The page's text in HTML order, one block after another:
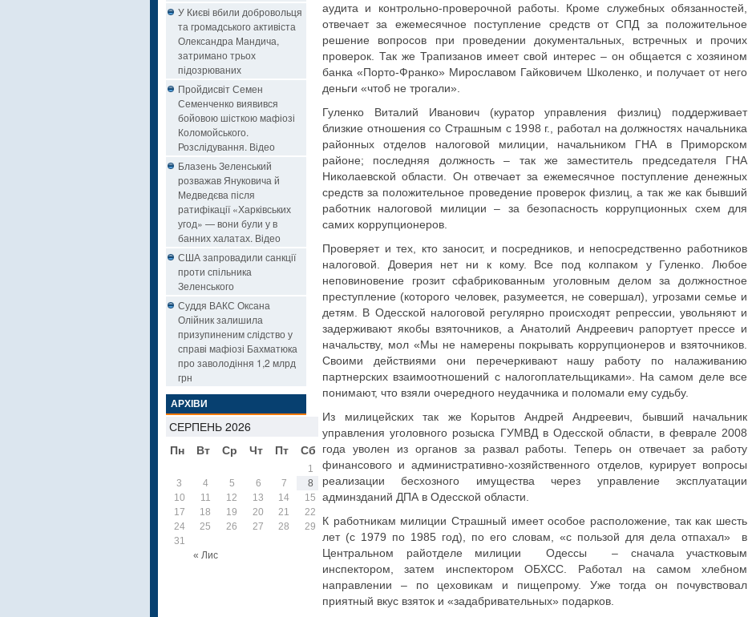
У Києві вбили добровольця
та громадського активіста
Олександра Мандича,
затримано трьох
підозрюваних
Пройдисвіт Семен
Семенченко виявився
бойовою шісткою мафіозі
Коломойського.
Розслідування. Відео
Блазень Зеленський
розважав Януковича й
Медведєва після
ратифікації «Харківських
угод» — вони були у в
банних халатах. Відео
США запровадили санкції
проти спільника
Зеленського
Суддя ВАКС Оксана
Олійник залишила
призупиненим слідство у
справі мафіозі Бахматюка
про заволодіння 1,2 млрд
грн
АРХІВИ
СЕРПЕНЬ 2026
Пн
Вт Ср Чт Пт Сб Нд
« Лис
1
2
3
4 5 6 7 8
9
10
11 12 13 14 15
16
17
18 19 20 21 22
24
25 26 27 28 29
30
31
аудита и контрольно-проверочной работы. Кроме служебных обязанностей,
отвечает за ежемесячное поступление средств от СПД за положительное
решение вопросов при проведении документальных, встречных и прочих
проверок. Так же Трапизанов имеет свой интерес – он общается с хозяином
банка «Порто-Франко» Мирославом Гайковичем Школенко, и получает от него
деньги «чтоб не трогали».
Гуленко Виталий Иванович (куратор управления физлиц) поддерживает
близкие отношения со Страшным с 1998 г., работал на должностях начальника
районных отделов налоговой милиции, начальником ГНА в Приморском
районе; последняя должность – так же заместитель председателя ГНА
Николаевской области. Он отвечает за ежемесячное поступление денежных
средств за положительное проведение проверок физлиц, а так же как бывший
работник налоговой милиции – за безопасность коррупционных схем для
самих коррупционеров.
Проверяет и тех, кто заносит, и посредников, и непосредственно работников
налоговой. Доверия нет ни к кому. Все под колпаком у Гуленко. Любое
неповиновение грозит сфабрикованным уголовным делом за должностное
преступление (которого человек, разумеется, не совершал), угрозами семье и
детям. В Одесской налоговой регулярно происходят репрессии, увольняют и
задерживают якобы взяточников, а Анатолий Андреевич рапортует прессе и
начальству, мол «Мы не намерены покрывать коррупционеров и взяточников.
Своими действиями они перечеркивают нашу работу по налаживанию
партнерских взаимоотношений с налогоплательщиками». На самом деле все
понимают, что взяли очередного неудачника и поломали ему судьбу.
Из милицейских так же Корытов Андрей Андреевич, бывший начальник
управления уголовного розыска ГУМВД в Одесской области, в феврале 2008
года уволен из органов за развал работы. Теперь он отвечает за работу
финансового и административно-хозяйственного отделов, курирует вопросы
реализации бесхозного имущества через управление эксплуатации
админзданий ДПА в Одесской области.
К работникам милиции Страшный имеет особое расположение, так как шесть
лет (с 1979 по 1985 год), по его словам, «с пользой для дела отпахал» в
Центральном райотделе милиции Одессы – сначала участковым
инспектором, затем инспектором ОБХСС. Работал на самом хлебном
направлении – по цеховикам и пищепрому. Уже тогда он почувствовал
приятный вкус взяток и «задабривательных» подарков.